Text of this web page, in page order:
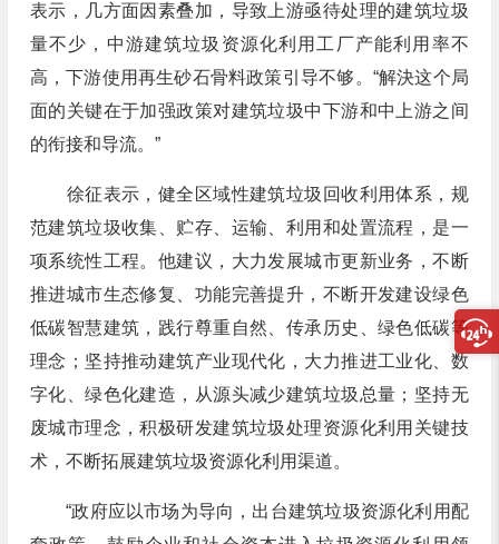
表示，几方面因素叠加，导致上游亟待处理的建筑垃圾
量不少，中游建筑垃圾资源化利用工厂产能利用率不
高，下游使用再生砂石骨料政策引导不够。“解決这个局
面的关键在于加强政策对建筑垃圾中下游和中上游之间
的衔接和导流。”
徐征表示，健全区域性建筑垃圾回收利用体系，规
范建筑垃圾收集、贮存、运输、利用和处置流程，是一
项系统性工程。他建议，大力发展城市更新业务，不断
推进城市生态修复、功能完善提升，不断开发建设绿色
低碳智慧建筑，践行尊重自然、传承历史、绿色低碳等
理念；坚持推动建筑产业现代化，大力推进工业化、数
字化、绿色化建造，从源头减少建筑垃圾总量；坚持无
废城市理念，积极研发建筑垃圾处理资源化利用关键技
术，不断拓展建筑垃圾资源化利用渠道。
“政府应以市场为导向，出台建筑垃圾资源化利用配